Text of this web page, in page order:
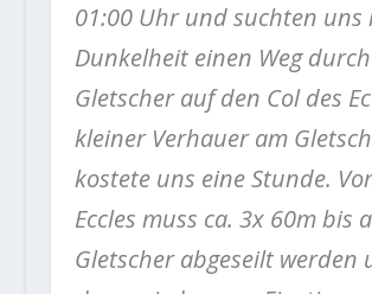
01:00 Uhr und suchten uns
Dunkelheit einen Weg
Gletscher auf den Col des
kleiner Verhauer am
kostete uns eine Stunde.
Eccles muss ca. 3x 60m bis
Gletscher abgeseilt werden